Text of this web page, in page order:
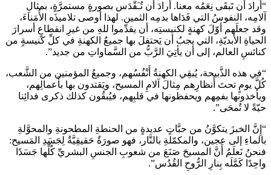
“أرادَ أن تَبقَى نِعَمُه معنا. أَرادَ أن تُـَقَّدَس بصورةٍ مستمرَّةٍ، بمثالِ
آلامِه، النفوسُ التي فَدَاها بدمِه الثمين. لهذا أوصى تلاميذَه الأُمَناءَ،
وقد جعلَهم أوّلَ كهنةٍ لكنيستِه، أن يقدِّموا للهِ من غيرِ انقطاعٍ أسرارَ
الحياةِ الأبديّةِ، التي يجبُ أن يَحتفلَ بها جميعُ الكهنةِ في كلِّ كنيسةٍ من
كنائسِ العالم، إلى أن يأتِيَ الرَّبُّ من السَّماواتِ من جديد”.
“في هذه الذَّبيحة، يُبقِي الكهنةُ أَنْفُسُهم، وجميعُ المؤمنين من الشَّعب،
كُلَّ يومٍ تحتَ أَنظارِهم مِثالَ آلامِ المسيح، ويَقتدون بها بأَعمالِهم،
ويأخذونها بفمِهم ويحفظونها في قلبِهم، فيُبقُون كذلك ذكرى فدائِنا
حيّةً لا تُمحَى”.
“إِنَّ الخبزَ يتكوَّنُ من حبَّاتٍ عديدةٍ من الحنطةِ المطحونةِ والمحوَّلةِ
بالماءِ إلى عجين، والمكمّلةِ بالنَّار، فهو صورَةٌ حَقيقِيَّةٌ لِجَسَدِ المَسيح:
فنحنُ نَعلَمُ أَنَّ المسيحَ صَنَعَ من شعوبِ الجنسِ البشريِّ كُلِّها جَسَدًا
واحِدًا كَمَّلَه بِنارِ الرُّوحِ القُدُس”.